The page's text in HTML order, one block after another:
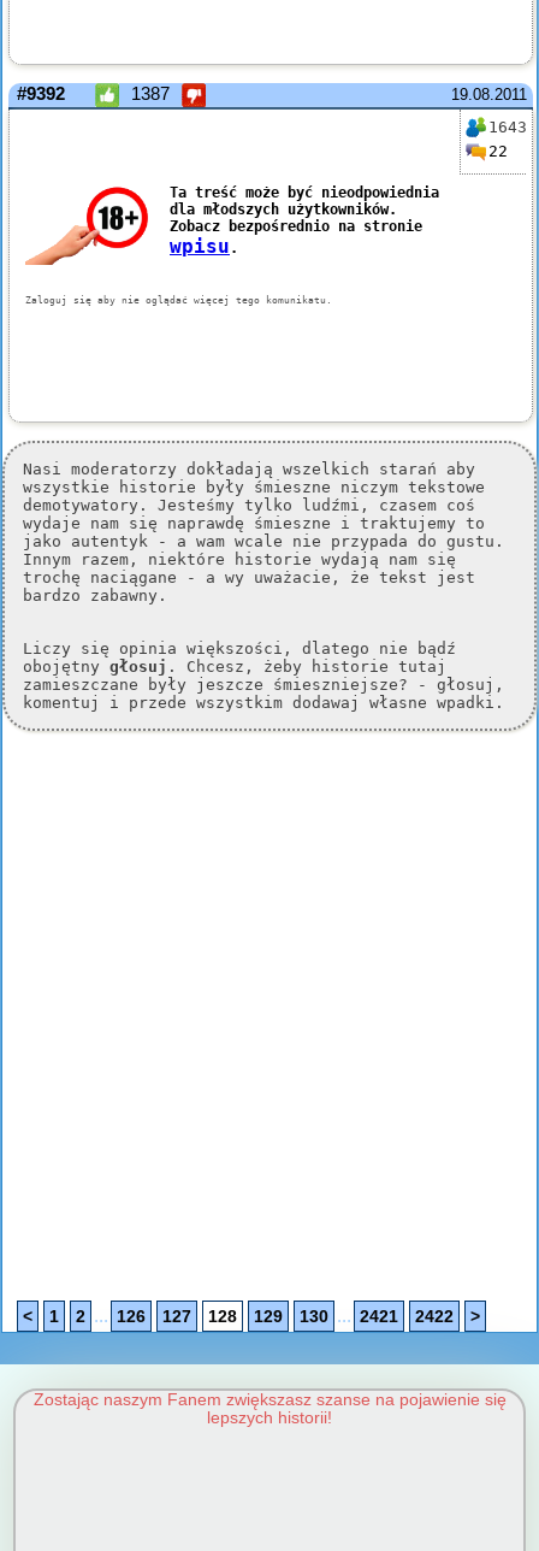
19.08.2011
#9392 1387
1643
22
Nasi moderatorzy dokładają wszelkich starań aby
wszystkie historie były śmieszne niczym tekstowe
demotywatory. Jesteśmy tylko ludźmi, czasem coś
wydaje nam się naprawdę śmieszne i traktujemy to
jako autentyk - a wam wcale nie przypada do gustu.
Innym razem, niektóre historie wydają nam się
trochę naciągane - a wy uważacie, że tekst jest
bardzo zabawny.
Liczy się opinia większości, dlatego nie bądź
obojętny głosuj . Chcesz, żeby historie tutaj
zamieszczane były jeszcze śmieszniejsze? - głosuj,
komentuj i przede wszystkim dodawaj własne wpadki.
< 1 2 ... 126 127 128 129 130 ... 2421 2422 >
Zostając naszym Fanem zwiększasz szanse na pojawienie się
lepszych historii!